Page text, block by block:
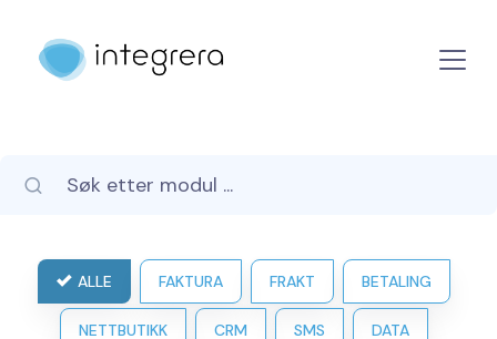
ALLE FAKTURA FRAKT BETALING
NETTBUTIKK CRM SMS DATA